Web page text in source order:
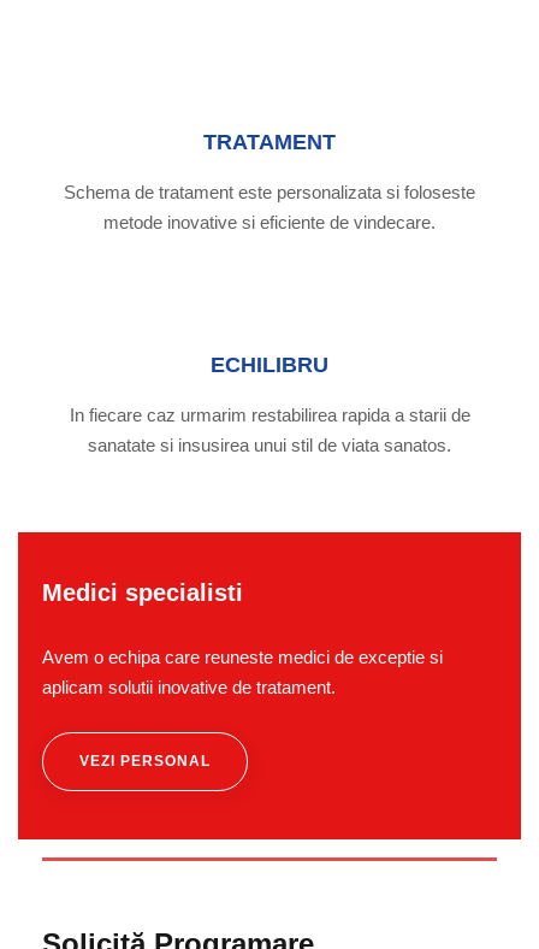
TRATAMENT
Schema de tratament este personalizata si foloseste
metode inovative si eficiente de vindecare.
ECHILIBRU
In fiecare caz urmarim restabilirea rapida a starii de
sanatate si insusirea unui stil de viata sanatos.
Medici specialisti
Avem o echipa care reuneste medici de exceptie si
aplicam solutii inovative de tratament.
VEZI PERSONAL